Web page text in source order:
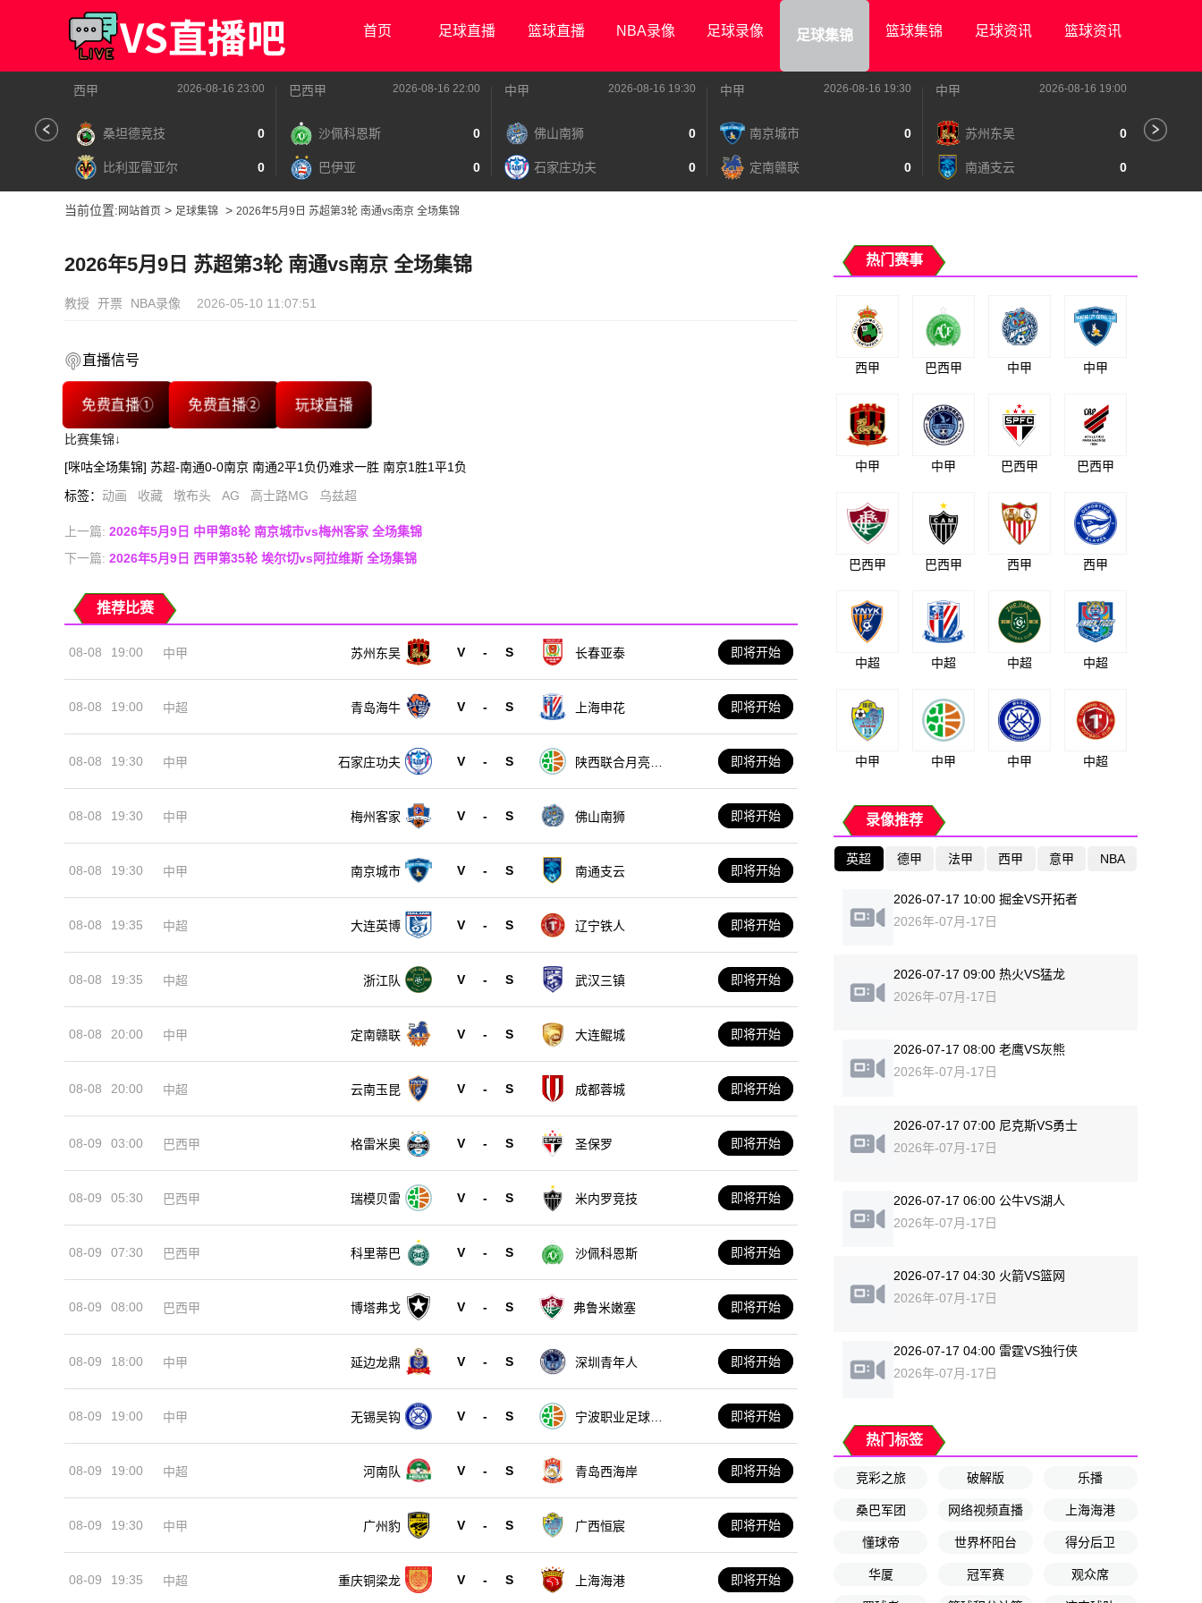
首页 足球直播 篮球直播 NBA录像 足球录像 足球集锦 篮球集锦 足球资讯 篮球资讯
西甲 2026-08-16 23:00
桑坦德竞技 0
比利亚雷亚尔 0
巴西甲 2026-08-16 22:00
沙佩科恩斯 0
巴伊亚 0
中甲 2026-08-16 19:30
佛山南狮 0
石家庄功夫 0
中甲 2026-08-16 19:30
南京城市 0
定南赣联 0
中甲 2026-08-16 19:00
苏州东吴 0
南通支云 0
当前位置: 网站首页 > 足球集锦 > 2026年5月9日 苏超第3轮 南通vs南京 全场集锦
2026年5月9日 苏超第3轮 南通vs南京 全场集锦
教授 开票 NBA录像 2026-05-10 11:07:51
直播信号
免费直播① 免费直播② 玩球直播
比赛集锦↓
[咪咕全场集锦] 苏超-南通0-0南京 南通2平1负仍难求一胜 南京1胜1平1负
标签： 动画 收藏 墩布头 AG 高士路MG 乌兹超
上一篇: 2026年5月9日 中甲第8轮 南京城市vs梅州客家 全场集锦
下一篇: 2026年5月9日 西甲第35轮 埃尔切vs阿拉维斯 全场集锦
推荐比赛
08-08 19:00 中甲 苏州东吴 V - S 长春亚泰 即将开始
08-08 19:00 中超 青岛海牛 V - S 上海申花 即将开始
08-08 19:30 中甲 石家庄功夫 V - S
陕西联合月亮泊
即将开始
08-08 19:30 中甲 梅州客家 V - S 佛山南狮 即将开始
08-08 19:30 中甲 南京城市 V - S 南通支云 即将开始
08-08 19:35 中超 大连英博 V - S 辽宁铁人 即将开始
08-08 19:35 中超 浙江队 V - S 武汉三镇 即将开始
08-08 20:00 中甲 定南赣联 V - S 大连鲲城 即将开始
08-08 20:00 中超 云南玉昆 V - S 成都蓉城 即将开始
08-09 03:00 巴西甲 格雷米奥 V - S 圣保罗 即将开始
08-09 05:30 巴西甲 瑞模贝雷 V - S 米内罗竞技 即将开始
08-09 07:30 巴西甲 科里蒂巴 V - S 沙佩科恩斯 即将开始
08-09 08:00 巴西甲 博塔弗戈 V - S 弗鲁米嫩塞 即将开始
08-09 18:00 中甲 延边龙鼎 V - S 深圳青年人 即将开始
08-09 19:00 中甲 无锡吴钩 V - S
宁波职业足球俱
即将开始
08-09 19:00 中超 河南队 V - S 青岛西海岸 即将开始
08-09 19:30 中甲 广州豹 V - S 广西恒宸 即将开始
08-09 19:35 中超 重庆铜梁龙 V - S 上海海港 即将开始
热门赛事
西甲 巴西甲 中甲 中甲
中甲 中甲 巴西甲 巴西甲
巴西甲 巴西甲 西甲 西甲
中超 中超 中超 中超
中甲 中甲 中甲 中超
录像推荐
英超 德甲 法甲 西甲 意甲 NBA
2026-07-17 10:00 掘金VS开拓者
2026年-07月-17日
2026-07-17 09:00 热火VS猛龙
2026年-07月-17日
2026-07-17 08:00 老鹰VS灰熊
2026年-07月-17日
2026-07-17 07:00 尼克斯VS勇士
2026年-07月-17日
2026-07-17 06:00 公牛VS湖人
2026年-07月-17日
2026-07-17 04:30 火箭VS篮网
2026年-07月-17日
2026-07-17 04:00 雷霆VS独行侠
2026年-07月-17日
热门标签
竞彩之旅 破解版 乐播
桑巴军团 网络视频直播 上海海港
懂球帝 世界杯阳台 得分后卫
华厦 冠军赛 观众席